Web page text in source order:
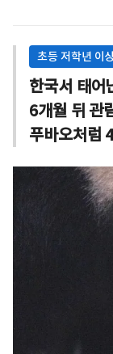
초등 저학년 이
한국서 태어
6개월 뒤 관
푸바오처럼